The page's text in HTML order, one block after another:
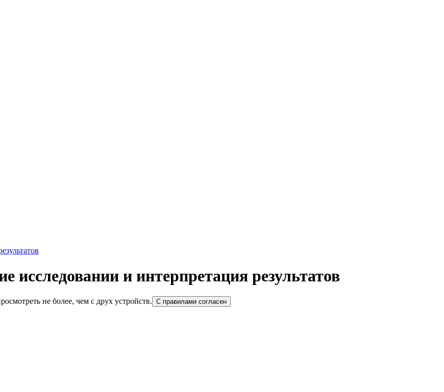
исследовании и интерпретация результатов
не более, чем с друх устройств.